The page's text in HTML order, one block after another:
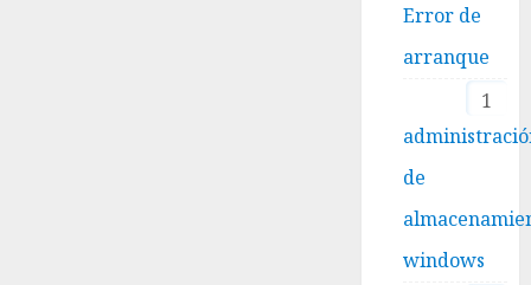
Error de
arranque
1
de
windows